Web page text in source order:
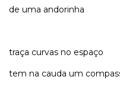
de uma andorinha
traça curvas no espaço
tem na cauda um